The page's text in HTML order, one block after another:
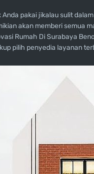
pakai jikalau sulit
akan memberi semua
Rumah Di Surabaya
pilih penyedia layanan